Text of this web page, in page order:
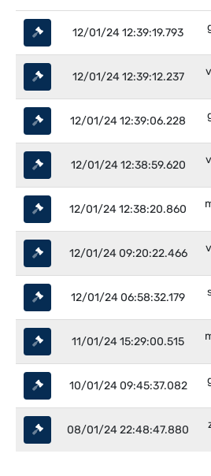
12/01/24 12:39:19.793
12/01/24 12:39:12.237
12/01/24 12:39:06.228
12/01/24 12:38:59.620
12/01/24 12:38:20.860
12/01/24 09:20:22.466
12/01/24 06:58:32.179
11/01/24 15:29:00.515
10/01/24 09:45:37.082
08/01/24 22:48:47.880